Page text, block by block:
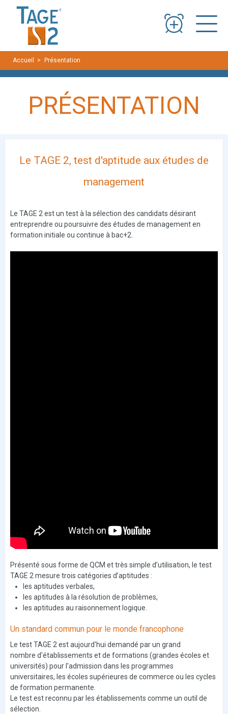
Accueil Présentation
PRÉSENTATION
Le TAGE 2, test d'aptitude aux études de
management
Le TAGE 2 est un test à la sélection des candidats désirant
entreprendre ou poursuivre des études de management en
formation initiale ou continue à bac+2.
Présenté sous forme de QCM et très simple d’utilisation, le test
TAGE 2 mesure trois catégories d’aptitudes :
les aptitudes verbales,
les aptitudes à la résolution de problèmes,
les aptitudes au raisonnement logique.
Un standard commun pour le monde francophone
Le test TAGE 2 est aujourd'hui demandé par un grand
nombre d'établissements et de formations (grandes écoles et
universités) pour l'admission dans les programmes
universitaires, les écoles supérieures de commerce ou les cycles
de formation permanente.
Le test est reconnu par les établissements comme un outil de
sélection.
Panneau de gestion des cookies